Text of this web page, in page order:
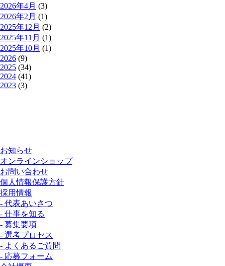
2026年4月 (3)
2026年2月 (1)
2025年12月 (2)
2025年11月 (1)
2025年10月 (1)
2026 (9)
2025 (34)
2024 (41)
2023 (3)
お知らせ
オンラインショップ
お問い合わせ
個人情報保護方針
採用情報
- 代表あいさつ
- 仕事を知る
- 募集要項
- 選考プロセス
- よくあるご質問
- 応募フォーム